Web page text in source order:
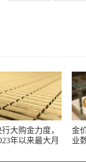
大购金力度，
年以来最大月
金
业